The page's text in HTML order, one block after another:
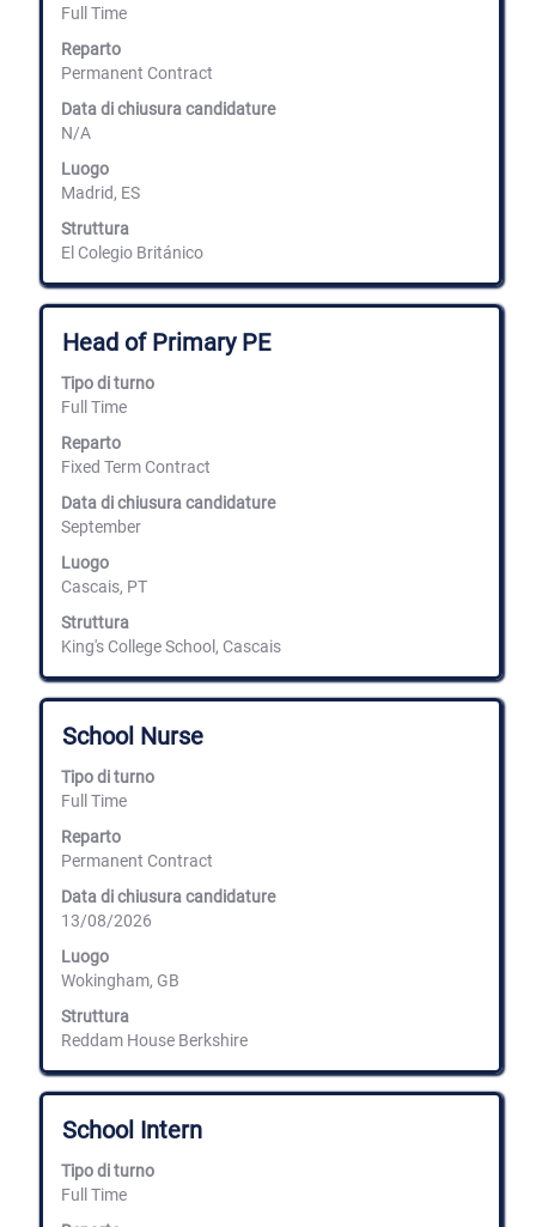
Full Time
Reparto
Permanent Contract
Data di chiusura candidature
N/A
Luogo
Madrid, ES
Struttura
El Colegio Británico
barra
per
visualizzare
i
contenuti
integrali
delle
informazioni
Titolo
Head of Primary PE
Tipo di turno
Full Time
Reparto
Fixed Term Contract
Data di chiusura candidature
September
Luogo
Cascais, PT
Struttura
King's College School, Cascais
Effettuare
una
selezione
con
barra
spaziatrice
visualizzare
i
integrali
delle
informazioni
lavoro.
Titolo
School Nurse
Tipo di turno
Full Time
Reparto
Permanent Contract
Data di chiusura candidature
13/08/2026
Luogo
Wokingham, GB
Struttura
Reddam House Berkshire
Effettuare
una
selezione
con
barra
spaziatrice
visualizzare
i
integrali
delle
informazioni
lavoro.
Titolo
School Intern
Tipo di turno
Full Time
Effettuare
una
selezione
con